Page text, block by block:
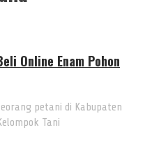
Online Enam Pohon
petani di Kabupaten
Tani